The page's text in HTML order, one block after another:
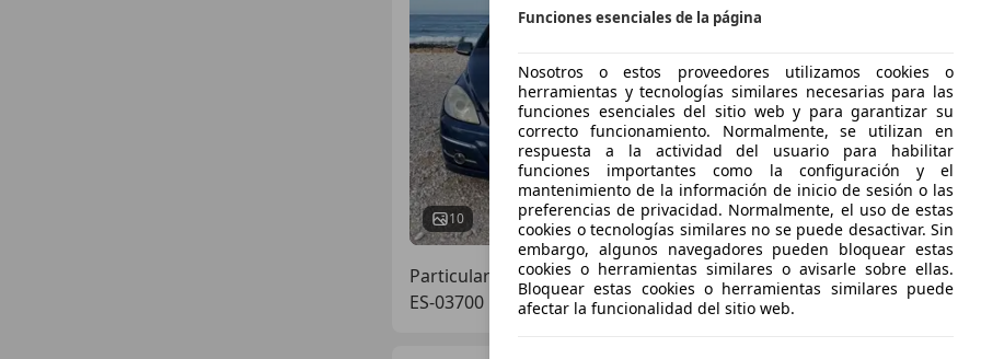
10 01/2010 230.000 km
Particular
ES-03700 Dénia
Funciones esenciales de la página
Nosotros o estos proveedores utilizamos cookies o
herramientas y tecnologías similares necesarias para las
funciones esenciales del sitio web y para garantizar su
correcto funcionamiento. Normalmente, se utilizan en
respuesta a la actividad del usuario para habilitar
funciones importantes como la configuración y el
mantenimiento de la información de inicio de sesión o las
preferencias de privacidad. Normalmente, el uso de estas
cookies o tecnologías similares no se puede desactivar. Sin
embargo, algunos navegadores pueden bloquear estas
cookies o herramientas similares o avisarle sobre ellas.
Bloquear estas cookies o herramientas similares puede
afectar la funcionalidad del sitio web.